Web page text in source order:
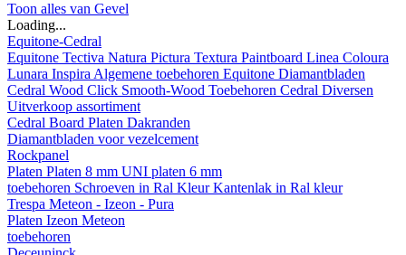
Toon alles van Gevel
Loading...
Equitone-Cedral
Equitone Tectiva Natura Pictura Textura Paintboard Linea Coloura
Lunara Inspira Algemene toebehoren Equitone Diamantbladen
Cedral Wood Click Smooth-Wood Toebehoren Cedral Diversen
Uitverkoop assortiment
Cedral Board Platen Dakranden
Diamantbladen voor vezelcement
Rockpanel
Platen Platen 8 mm UNI platen 6 mm
toebehoren Schroeven in Ral KleurKantenlak in Ral kleur
Trespa Meteon - Izeon - Pura
Platen Izeon Meteon
toebehoren